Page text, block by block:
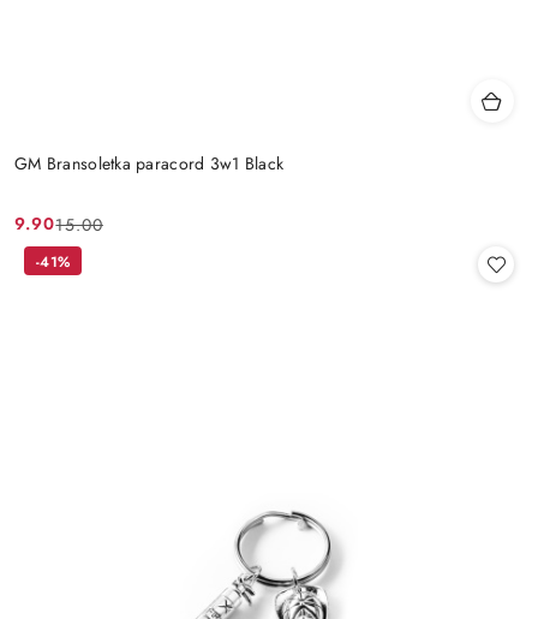
GM Bransoletka paracord 3w1 Black
Cena
promocyjna:
9.90
Cena
przed
15.00
-41%